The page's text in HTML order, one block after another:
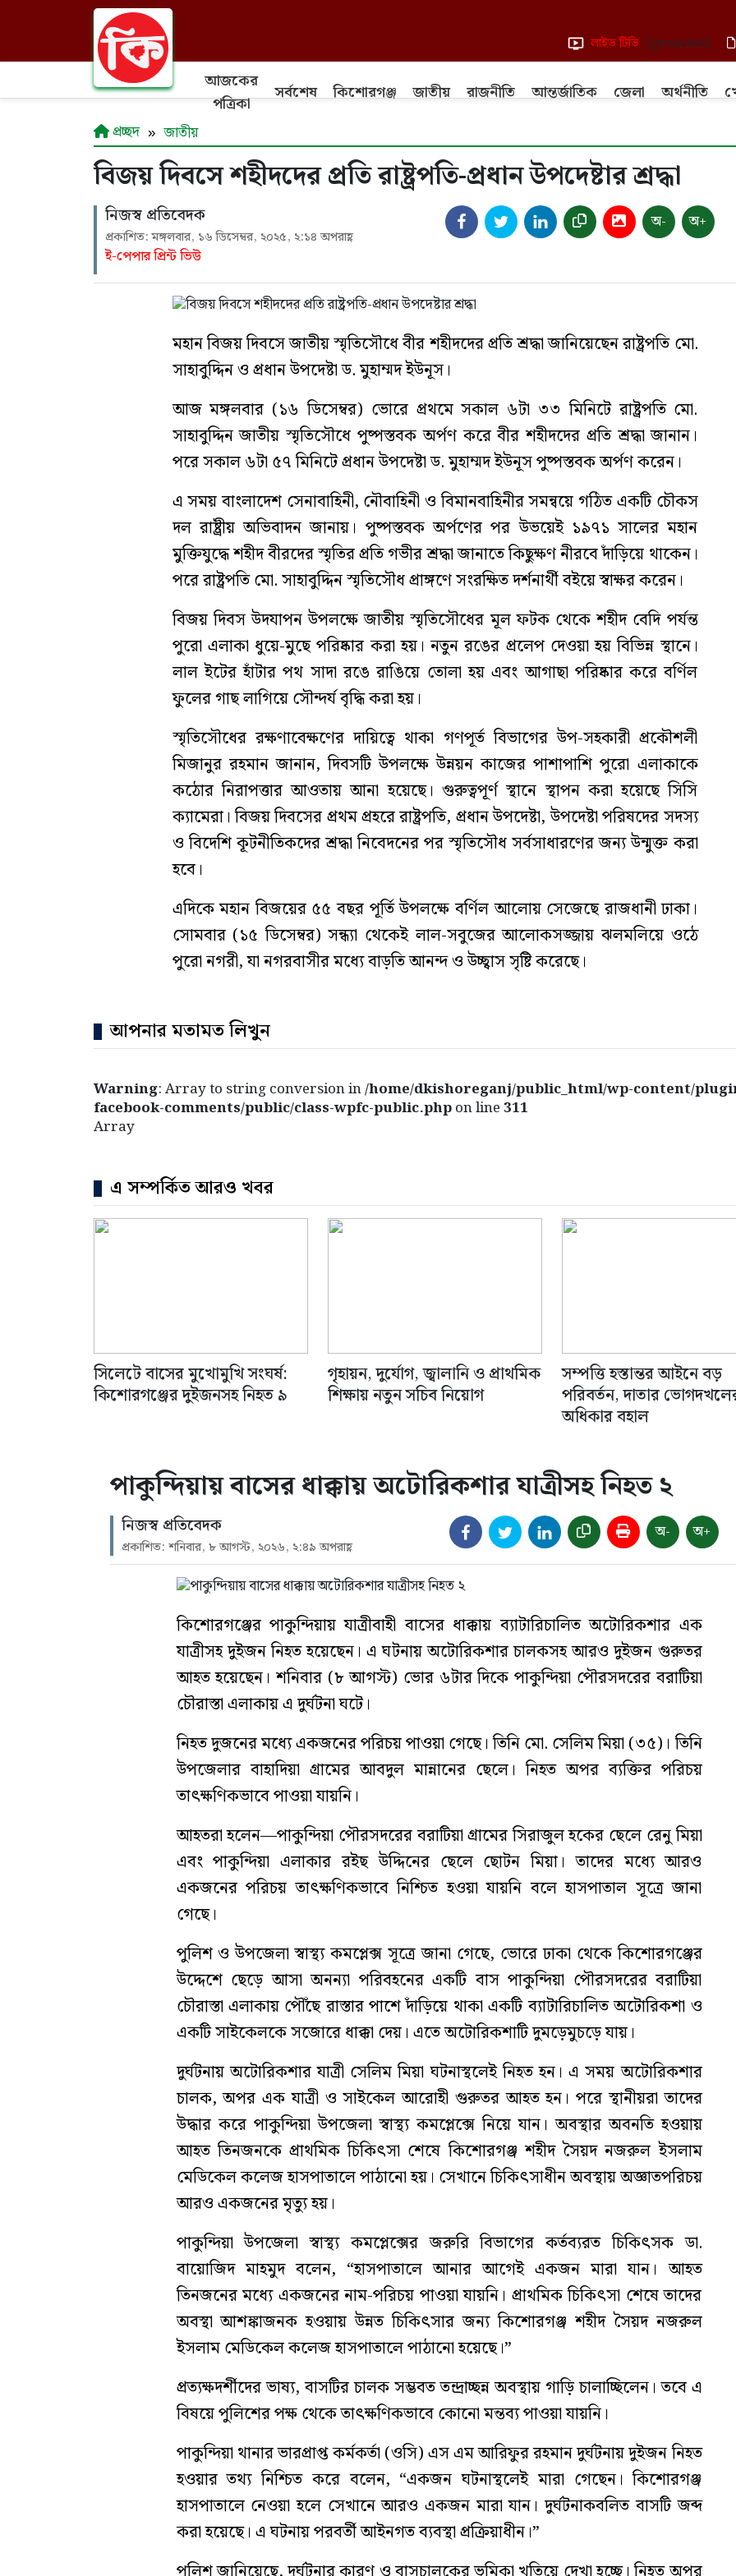
লাইভ টিভি [gtranslate]
আজকের
পত্রিকা
সর্বশেষ কিশোরগঞ্জ জাতীয় রাজনীতি আন্তর্জাতিক জেলা অর্থনীতি
প্রচ্ছদ জাতীয়
বিজয় দিবসে শহীদদের প্রতি রাষ্ট্রপতি-প্রধান উপদেষ্টার শ্রদ্ধা
নিজস্ব প্রতিবেদক
প্রকাশিত: মঙ্গলবার, ১৬ ডিসেম্বর, ২০২৫, ২:১৪ অপরাহ্ণ
ই-পেপার প্রিন্ট ভিউ
অ- অ+
মহান বিজয় দিবসে জাতীয় স্মৃতিসৌধে বীর শহীদদের প্রতি শ্রদ্ধা জানিয়েছেন রাষ্ট্রপতি মো.
সাহাবুদ্দিন ও প্রধান উপদেষ্টা ড. মুহাম্মদ ইউনূস।
আজ মঙ্গলবার (১৬ ডিসেম্বর) ভোরে প্রথমে সকাল ৬টা ৩৩ মিনিটে রাষ্ট্রপতি মো.
সাহাবুদ্দিন জাতীয় স্মৃতিসৌধে পুষ্পস্তবক অর্পণ করে বীর শহীদদের প্রতি শ্রদ্ধা জানান।
পরে সকাল ৬টা ৫৭ মিনিটে প্রধান উপদেষ্টা ড. মুহাম্মদ ইউনূস পুষ্পস্তবক অর্পণ করেন।
এ সময় বাংলাদেশ সেনাবাহিনী, নৌবাহিনী ও বিমানবাহিনীর সমন্বয়ে গঠিত একটি চৌকস
দল রাষ্ট্রীয় অভিবাদন জানায়। পুষ্পস্তবক অর্পণের পর উভয়েই ১৯৭১ সালের মহান
মুক্তিযুদ্ধে শহীদ বীরদের স্মৃতির প্রতি গভীর শ্রদ্ধা জানাতে কিছুক্ষণ নীরবে দাঁড়িয়ে থাকেন।
পরে রাষ্ট্রপতি মো. সাহাবুদ্দিন স্মৃতিসৌধ প্রাঙ্গণে সংরক্ষিত দর্শনার্থী বইয়ে স্বাক্ষর করেন।
বিজয় দিবস উদযাপন উপলক্ষে জাতীয় স্মৃতিসৌধের মূল ফটক থেকে শহীদ বেদি পর্যন্ত
পুরো এলাকা ধুয়ে-মুছে পরিষ্কার করা হয়। নতুন রঙের প্রলেপ দেওয়া হয় বিভিন্ন স্থানে।
লাল ইটের হাঁটার পথ সাদা রঙে রাঙিয়ে তোলা হয় এবং আগাছা পরিষ্কার করে বর্ণিল
ফুলের গাছ লাগিয়ে সৌন্দর্য বৃদ্ধি করা হয়।
স্মৃতিসৌধের রক্ষণাবেক্ষণের দায়িত্বে থাকা গণপূর্ত বিভাগের উপ-সহকারী প্রকৌশলী
মিজানুর রহমান জানান, দিবসটি উপলক্ষে উন্নয়ন কাজের পাশাপাশি পুরো এলাকাকে
কঠোর নিরাপত্তার আওতায় আনা হয়েছে। গুরুত্বপূর্ণ স্থানে স্থাপন করা হয়েছে সিসি
ক্যামেরা। বিজয় দিবসের প্রথম প্রহরে রাষ্ট্রপতি, প্রধান উপদেষ্টা, উপদেষ্টা পরিষদের সদস্য
ও বিদেশি কূটনীতিকদের শ্রদ্ধা নিবেদনের পর স্মৃতিসৌধ সর্বসাধারণের জন্য উন্মুক্ত করা
হবে।
এদিকে মহান বিজয়ের ৫৫ বছর পূর্তি উপলক্ষে বর্ণিল আলোয় সেজেছে রাজধানী ঢাকা।
সোমবার (১৫ ডিসেম্বর) সন্ধ্যা থেকেই লাল-সবুজের আলোকসজ্জায় ঝলমলিয়ে ওঠে
পুরো নগরী, যা নগরবাসীর মধ্যে বাড়তি আনন্দ ও উচ্ছ্বাস সৃষ্টি করেছে।
আপনার মতামত লিখুন
Warning: Array to string conversion in/home/dkishoreganj/public_html/wp-content/
facebook-comments/public/class-wpfc-public.phpon line 311
Array
এ সম্পর্কিত আরও খবর
সিলেটে বাসের মুখোমুখি সংঘর্ষ:
কিশোরগঞ্জের দুইজনসহ নিহত ৯
গৃহায়ন, দুর্যোগ, জ্বালানি ও প্রাথমিক
শিক্ষায় নতুন সচিব নিয়োগ
সম্পত্তি হস্তান্তর আইনে বড়
পরিবর্তন, দাতার
অধিকার বহাল
পাকুন্দিয়ায় বাসের ধাক্কায় অটোরিকশার যাত্রীসহ নিহত ২
নিজস্ব প্রতিবেদক
প্রকাশিত: শনিবার, ৮ আগস্ট, ২০২৬, ২:৪৯ অপরাহ্ণ
অ- অ+
কিশোরগঞ্জের পাকুন্দিয়ায় যাত্রীবাহী বাসের ধাক্কায় ব্যাটারিচালিত অটোরিকশার এক
যাত্রীসহ দুইজন নিহত হয়েছেন। এ ঘটনায় অটোরিকশার চালকসহ আরও দুইজন গুরুতর
আহত হয়েছেন। শনিবার (৮ আগস্ট) ভোর ৬টার দিকে পাকুন্দিয়া পৌরসদরের বরাটিয়া
চৌরাস্তা এলাকায় এ দুর্ঘটনা ঘটে।
নিহত দুজনের মধ্যে একজনের পরিচয় পাওয়া গেছে। তিনি মো. সেলিম মিয়া (৩৫)। তিনি
উপজেলার বাহাদিয়া গ্রামের আবদুল মান্নানের ছেলে। নিহত অপর ব্যক্তির পরিচয়
তাৎক্ষণিকভাবে পাওয়া যায়নি।
আহতরা হলেন—পাকুন্দিয়া পৌরসদরের বরাটিয়া গ্রামের সিরাজুল হকের ছেলে রেনু মিয়া
এবং পাকুন্দিয়া এলাকার রইছ উদ্দিনের ছেলে ছোটন মিয়া। তাদের মধ্যে আরও
একজনের পরিচয় তাৎক্ষণিকভাবে নিশ্চিত হওয়া যায়নি বলে হাসপাতাল সূত্রে জানা
গেছে।
পুলিশ ও উপজেলা স্বাস্থ্য কমপ্লেক্স সূত্রে জানা গেছে, ভোরে ঢাকা থেকে কিশোরগঞ্জের
উদ্দেশে ছেড়ে আসা অনন্যা পরিবহনের একটি বাস পাকুন্দিয়া পৌরসদরের বরাটিয়া
চৌরাস্তা এলাকায় পৌঁছে রাস্তার পাশে দাঁড়িয়ে থাকা একটি ব্যাটারিচালিত অটোরিকশা ও
একটি সাইকেলকে সজোরে ধাক্কা দেয়। এতে অটোরিকশাটি দুমড়েমুচড়ে যায়।
দুর্ঘটনায় অটোরিকশার যাত্রী সেলিম মিয়া ঘটনাস্থলেই নিহত হন। এ সময় অটোরিকশার
চালক, অপর এক যাত্রী ও সাইকেল আরোহী গুরুতর আহত হন। পরে স্থানীয়রা তাদের
উদ্ধার করে পাকুন্দিয়া উপজেলা স্বাস্থ্য কমপ্লেক্সে নিয়ে যান। অবস্থার অবনতি হওয়ায়
আহত তিনজনকে প্রাথমিক চিকিৎসা শেষে কিশোরগঞ্জ শহীদ সৈয়দ নজরুল ইসলাম
মেডিকেল কলেজ হাসপাতালে পাঠানো হয়। সেখানে চিকিৎসাধীন অবস্থায় অজ্ঞাতপরিচয়
আরও একজনের মৃত্যু হয়।
পাকুন্দিয়া উপজেলা স্বাস্থ্য কমপ্লেক্সের জরুরি বিভাগের কর্তব্যরত চিকিৎসক ডা.
বায়োজিদ মাহমুদ বলেন, “হাসপাতালে আনার আগেই একজন মারা যান। আহত
তিনজনের মধ্যে একজনের নাম-পরিচয় পাওয়া যায়নি। প্রাথমিক চিকিৎসা শেষে তাদের
অবস্থা আশঙ্কাজনক হওয়ায় উন্নত চিকিৎসার জন্য কিশোরগঞ্জ শহীদ সৈয়দ নজরুল
ইসলাম মেডিকেল কলেজ হাসপাতালে পাঠানো হয়েছে।”
প্রত্যক্ষদর্শীদের ভাষ্য, বাসটির চালক সম্ভবত তন্দ্রাচ্ছন্ন অবস্থায় গাড়ি চালাচ্ছিলেন। তবে এ
বিষয়ে পুলিশের পক্ষ থেকে তাৎক্ষণিকভাবে কোনো মন্তব্য পাওয়া যায়নি।
পাকুন্দিয়া থানার ভারপ্রাপ্ত কর্মকর্তা (ওসি) এস এম আরিফুর রহমান দুর্ঘটনায় দুইজন নিহত
হওয়ার তথ্য নিশ্চিত করে বলেন, “একজন ঘটনাস্থলেই মারা গেছেন। কিশোরগঞ্জ
হাসপাতালে নেওয়া হলে সেখানে আরও একজন মারা যান। দুর্ঘটনাকবলিত বাসটি জব্দ
করা হয়েছে। এ ঘটনায় পরবর্তী আইনগত ব্যবস্থা প্রক্রিয়াধীন।”